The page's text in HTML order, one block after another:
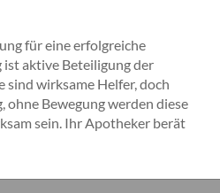
für eine erfolgreiche
ist aktive Beteiligung der
wirksame Helfer, doch
ohne Bewegung werden diese
sein. Ihr Apotheker berät